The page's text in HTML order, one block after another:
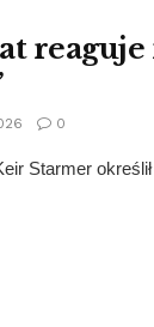
reaguje
0
Starmer